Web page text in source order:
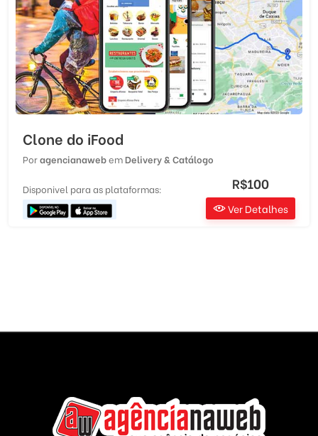
Clone do iFood
PoragencianawebemDelivery & Catálogo
Disponivel para as plataformas: R$100
Ver Detalhes